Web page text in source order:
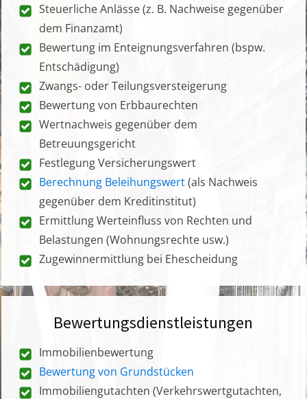
Steuerliche Anlässe (z. B. Nachweise gegenüber
dem Finanzamt)
Bewertung im Enteignungsverfahren (bspw.
Entschädigung)
Zwangs- oder Teilungsversteigerung
Bewertung von Erbbaurechten
Wertnachweis gegenüber dem
Betreuungsgericht
Festlegung Versicherungswert
Berechnung Beleihungswert(als Nachweis
gegenüber dem Kreditinstitut)
Ermittlung Werteinfluss von Rechten und
Belastungen (Wohnungsrechte usw.)
Zugewinnermittlung bei Ehescheidung
Bewertungsdienstleistungen
Immobilienbewertung
Bewertung von Grundstücken
Immobiliengutachten (Verkehrswertgutachten,